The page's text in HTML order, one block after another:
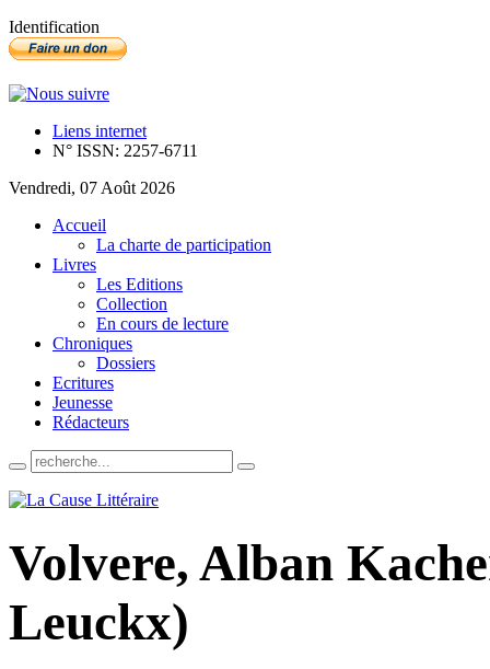
Identification
Liens internet
N° ISSN: 2257-6711
Vendredi, 07 Août 2026
Accueil
La charte de participation
Livres
Les Editions
Collection
En cours de lecture
Chroniques
Dossiers
Ecritures
Jeunesse
Rédacteurs
Volvere, Alban
Leuckx)